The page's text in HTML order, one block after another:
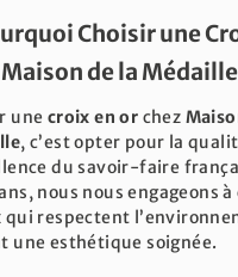
Choisir une
de la Médaille
une croix en or chez
, c’est opter pour la
du savoir-faire
nous nous engageons à
qui respectent
une esthétique soignée.